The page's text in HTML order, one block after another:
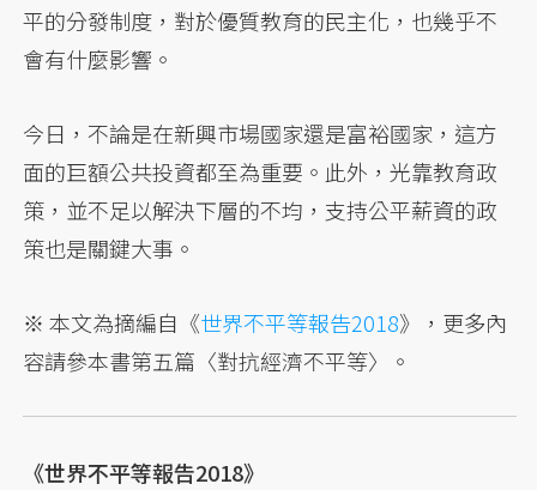
平的分發制度，對於優質教育的民主化，也幾乎不
會有什麼影響。
今日，不論是在新興市場國家還是富裕國家，這方
面的巨額公共投資都至為重要。此外，光靠教育政
策，並不足以解決下層的不均，支持公平薪資的政
策也是關鍵大事。
※ 本文為摘編自《世界不平等報告2018》，更多內
容請參本書第五篇〈對抗經濟不平等〉。
《世界不平等報告2018》